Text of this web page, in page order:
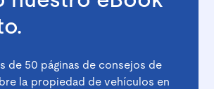
de 50 páginas de consejos de
la propiedad de vehículos en